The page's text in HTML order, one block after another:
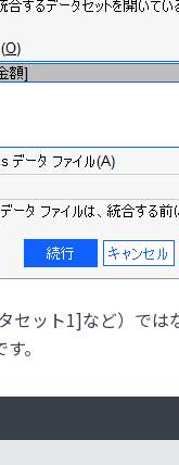
セット1]など）で
。